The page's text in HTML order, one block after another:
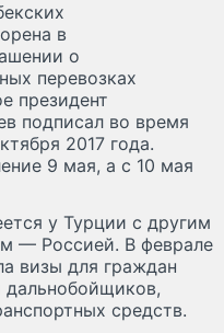
в
о
перевозках
президент
подписал во время
2017 года.
9 мая, а с 10 мая
у Турции с другим
— Россией. В феврале
визы для граждан
дальнобойщиков,
средств.